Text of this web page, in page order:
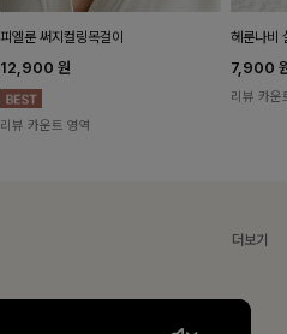
피엘룬 써지컬링목걸이
12,900 원
리뷰 카운트 영역
헤룬나비
7,900
리뷰 카운
더보기